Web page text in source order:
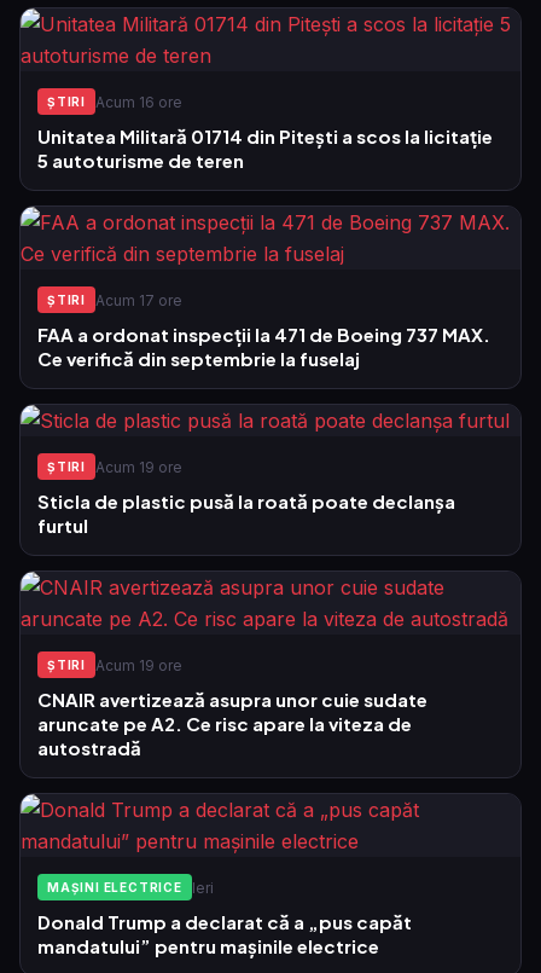
ŞTIRI Acum 16 ore
Unitatea Militară 01714 din Pitești a scos la licitație
5 autoturisme de teren
ŞTIRI Acum 17 ore
FAA a ordonat inspecții la 471 de Boeing 737 MAX.
Ce verifică din septembrie la fuselaj
ŞTIRI Acum 19 ore
Sticla de plastic pusă la roată poate declanșa
furtul
ŞTIRI Acum 19 ore
CNAIR avertizează asupra unor cuie sudate
aruncate pe A2. Ce risc apare la viteza de
autostradă
MAȘINI ELECTRICE Ieri
Donald Trump a declarat că a „pus capăt
mandatului” pentru mașinile electrice